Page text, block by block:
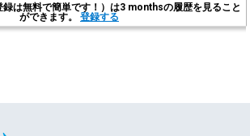
録は無料で簡単です！）は3 monthsの履歴を見ること
ができます。 登録する